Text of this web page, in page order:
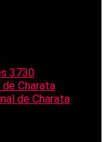
3730
de Charata
de Charata